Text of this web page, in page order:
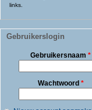
links.
Gebruikerslogin
Gebruikersnaam*
Wachtwoord *